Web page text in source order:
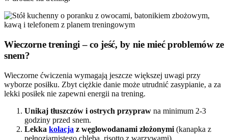
Wieczorne treningi – co jeść, by nie mieć problemów ze
snem?
Wieczorne ćwiczenia wymagają jeszcze większej uwagi przy
wyborze posiłku. Zbyt ciężkie danie może utrudnić zasypianie, a za
lekki posiłek nie zapewni energii na trening.
Unikaj tłuszczów i ostrych przypraw na minimum 2-3
godziny przed snem.
Lekka kolacja z węglowodanami złożonymi (kanapka z
pełnoziarnistego chleba, risotto z warzywami).